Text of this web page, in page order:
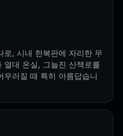
로, 시내 한복판에 자리한 무
열대 온실, 그늘진 산책로를
러질 때 특히 아름답습니